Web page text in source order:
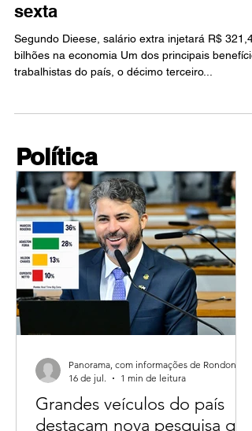
terceiro deve ser paga até esta
sexta
Segundo Dieese, salário extra injetará R$ 321,4
bilhões na economia Um dos principais
Política
16 de jul.
1 min de leitura